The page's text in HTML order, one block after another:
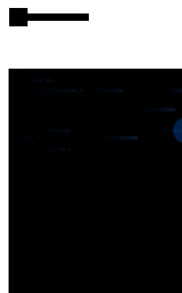
Samsung SDS